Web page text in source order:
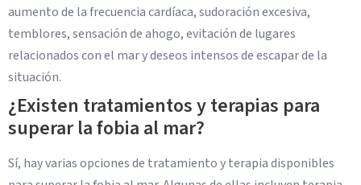
aumento de la frecuencia cardíaca, sudoración excesiva,
temblores, sensación de ahogo, evitación de lugares
relacionados con el mar y deseos intensos de escapar de la
situación.
¿Existen tratamientos y terapias para
superar la fobia al mar?
Sí, hay varias opciones de tratamiento y terapia disponibles